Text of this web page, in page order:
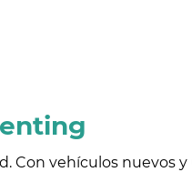
Con vehículos nuevos y